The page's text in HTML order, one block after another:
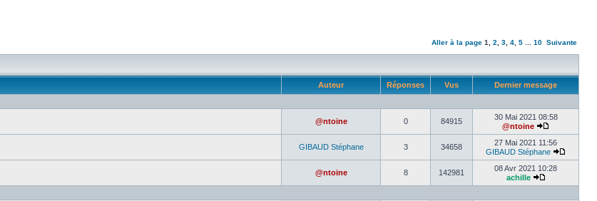
Aller à la page 1 2 3 4 5 10 Suivante
Auteur Réponses Vus Dernier message
@ntoine 0 84915
30 Mai 2021 08:58
@ntoine
GIBAUD Stéphane 3 34658
27 Mai 2021 11:56
GIBAUD Stéphane
@ntoine 8 142981
08 Avr 2021 10:28
achille